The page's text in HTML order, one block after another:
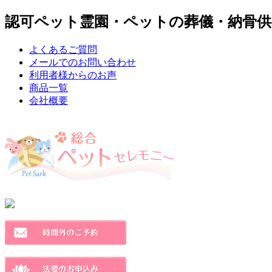
認可ペット霊園・ペットの葬儀・納骨
よくあるご質問
メールでのお問い合わせ
利用者様からのお声
商品一覧
会社概要